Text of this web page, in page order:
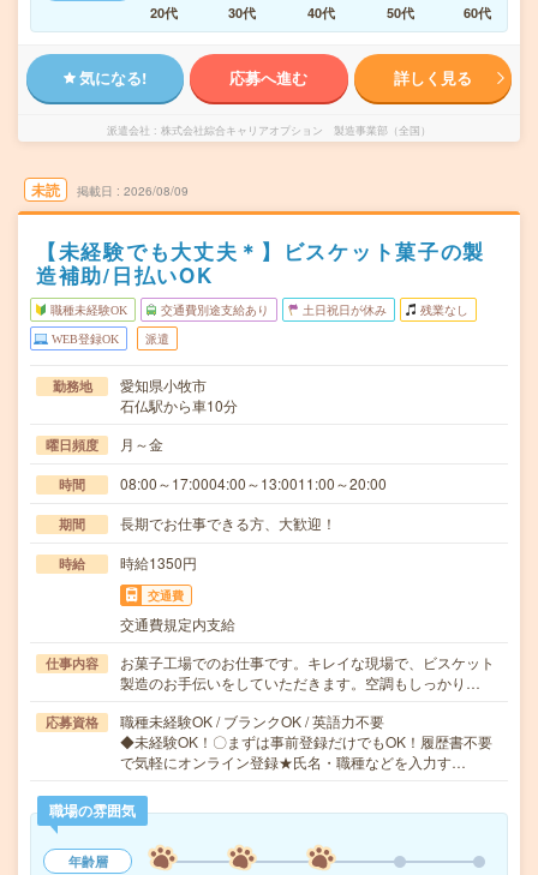
20代
30代 40代 50代 60代
気になる! 応募へ進む 詳しく見る
派遣会社 株式会社綜合キャリアオプション 製造事業部（全国）
未読 掲載日 2026/08/09
【未経験でも大丈夫＊】ビスケット菓子の製
造補助/日払いOK
職種未経験OK 交通費別途支給あり 土日祝日が休み 残業なし
WEB登録OK 派遣
勤務地
愛知県小牧市
石仏駅から車10分
曜日頻度 月～金
時間 08:00～17:0004:00～13:0011:00～20:00
期間 長期でお仕事できる方、大歓迎！
時給 時給1350円
交通費
交通費規定内支給
仕事内容
お菓子工場でのお仕事です。キレイな現場で、ビスケット
製造のお手伝いをしていただきます。空調もしっかり…
応募資格
職種未経験OK / ブランクOK / 英語力不要
◆未経験OK！〇まずは事前登録だけでもOK！履歴書不要
で気軽にオンライン登録★氏名・職種などを入力す…
職場の雰囲気
年齢層